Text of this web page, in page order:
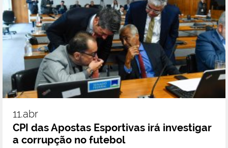
11.abr
CPI das Apostas Esportivas irá investigar
a corrupção no futebol